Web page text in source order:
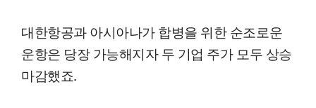
대한항공과 아시아나가 합병을 위한 순조로운
운항은 당장 가능해지자 두 기업 주가 모두 상승
마감했죠.